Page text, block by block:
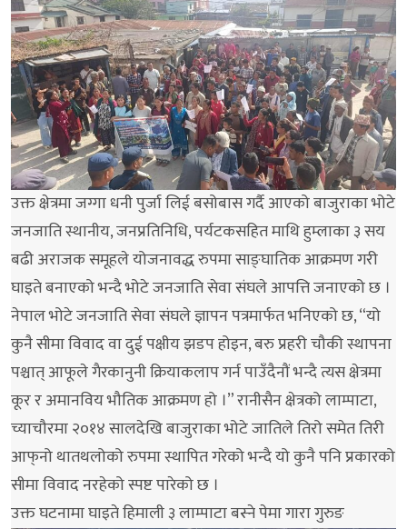
उक्त क्षेत्रमा जग्गा धनी पुर्जा लिई बसोबास गर्दै आएको बाजुराका भोटे
जनजाति स्थानीय, जनप्रतिनिधि, पर्यटकसहित माथि हुम्लाका ३ सय
बढी अराजक समूहले योजनावद्ध रुपमा साङ्घातिक आक्रमण गरी
घाइते बनाएको भन्दै भोटे जनजाति सेवा संघले आपत्ति जनाएको छ ।
नेपाल भोटे जनजाति सेवा संघले ज्ञापन पत्रमार्फत भनिएको छ, “यो
कुनै सीमा विवाद वा दुई पक्षीय झडप होइन, बरु प्रहरी चौकी स्थापना
पश्चात् आफूले गैरकानुनी क्रियाकलाप गर्न पाउँदैनौं भन्दै त्यस क्षेत्रमा
कूर र अमानविय भौतिक आक्रमण हो ।” रानीसैन क्षेत्रको लाम्पाटा,
च्याचौरमा २०१४ सालदेखि बाजुराका भोटे जातिले तिरो समेत तिरी
आफ्‌नो थातथलोको रुपमा स्थापित गरेको भन्दै यो कुनै पनि प्रकारको
सीमा विवाद नरहेको स्पष्ट पारेको छ ।
उक्त घटनामा घाइते हिमाली ३ लाम्पाटा बस्ने पेमा गारा गुरुङ